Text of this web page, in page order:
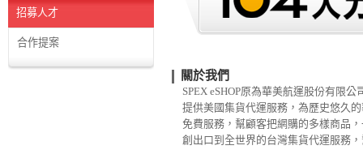
招募人才
合作提案
關於我們
SPEX eSHOP原為華美航運股份有限
提供美國集貨代運服務，為歷史悠久
免費服務，幫顧客把網購的多樣商品
創出口到全世界的台灣集貨代運服務